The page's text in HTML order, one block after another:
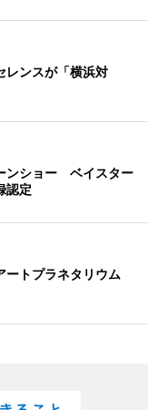
レンスが「横浜対
ンショー ベイスター
認定
ートプラネタリウム